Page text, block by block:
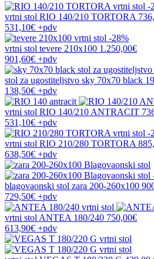
-
vrtni stol RIO 140/210 TORTORA
531,10€ +pdv
-28%
vrtni stol tevere 210x100 1.250,00€
901,60€ +pdv
stol za ugostiteljstvo sky 70x70 black
138,50€ +pdv
vrtni stol RIO 140/210 ANTRACIT
531,10€ +pdv
-
vrtni stol RIO 210/280 TORTORA
638,50€ +pdv
blagovaonski stol zara 200-260x100
729,50€ +pdv
vrtni stol ANTEA 180/240 750,00€
613,90€ +pdv